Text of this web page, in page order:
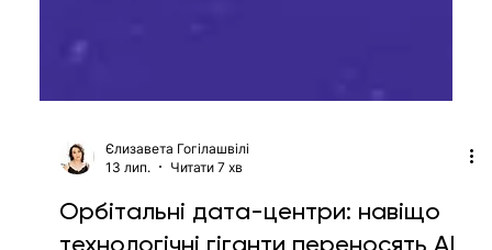
13 лип.
Читати 7 хв